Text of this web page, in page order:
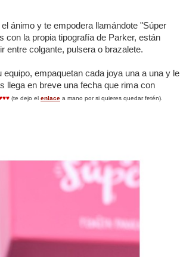
ánimo y te empodera llamándote "Súper
con la propia tipografía de Parker, están
entre colgante, pulsera o brazalete.
empaquetan cada joya una a una y le
llega en breve una fecha que rima con
♥♥ (te dejo el enlace a mano por si quieres quedar fetén).